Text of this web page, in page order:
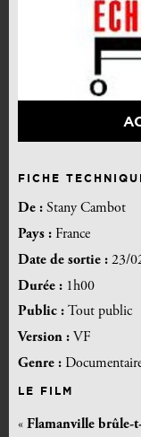
FICHE
De : Stany Cambot
Pays : France
Date de sortie : 23/
Durée : 1h00
Public : Tout public
Version : VF
Genre :
LE FILM
« Flamanville brûle-